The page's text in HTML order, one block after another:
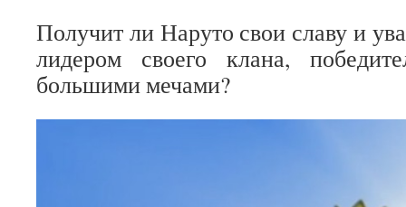
Получит ли Наруто свои славу и
лидером своего клана,
большими мечами?